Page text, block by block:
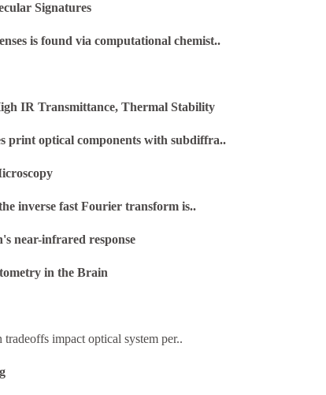
Signatures
is found via computational chemist..
IR Transmittance, Thermal Stability
print optical components with subdiffra..
inverse fast Fourier transform is..
near-infrared response
in the Brain
impact optical system per..